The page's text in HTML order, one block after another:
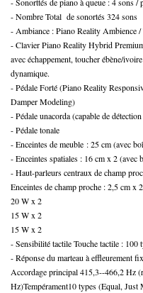
- Sonorttés de piano à queue : 4 sons
- Nombre Total de sonortés 324 sons
- Ambiance : Piano Reality Ambience
- Clavier Piano Reality Hybrid
avec échappement, toucher ébène/
dynamique.
- Pédale Forté (Piano Reality
Damper Modeling)
- Pédale unacorda (capable de
- Pédale tonale
- Enceintes de meuble : 25 cm (avec
- Enceintes spatiales : 16 cm x 2 (avec
- Haut-parleurs centraux de champ
Enceintes de champ proche : 2,5 cm x
20 W x 2
15 W x 2
15 W x 2
- Sensibilité tactile Touche tactile : 100
- Réponse du marteau à effleurement
Accordage principal 415,3--466,2 Hz
Hz)Tempérament10 types (Equal,